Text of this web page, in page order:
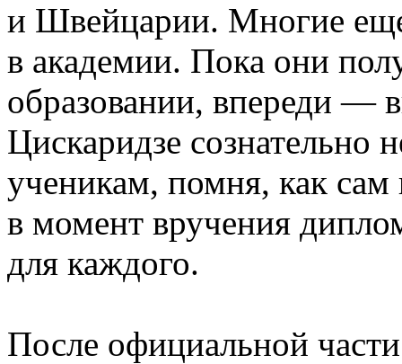
и Швейцарии. Многие
в академии. Пока они
образовании, впереди —
Цискаридзе сознательно
ученикам, помня, как
в момент вручения
для каждого.
После официальной